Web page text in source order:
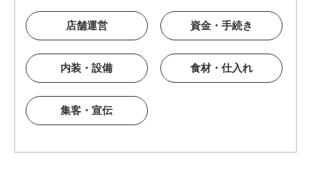
店舗運営 資金・手続き
内装・設備 食材・仕入れ
集客・宣伝